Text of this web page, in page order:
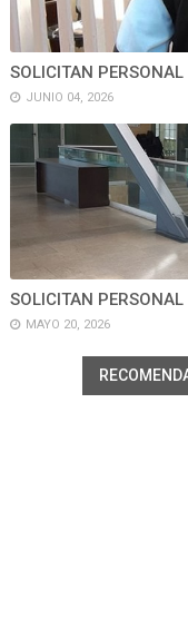
SOLICITAN
JUNIO 04, 2026
SOLICITAN
MAYO 20, 2026